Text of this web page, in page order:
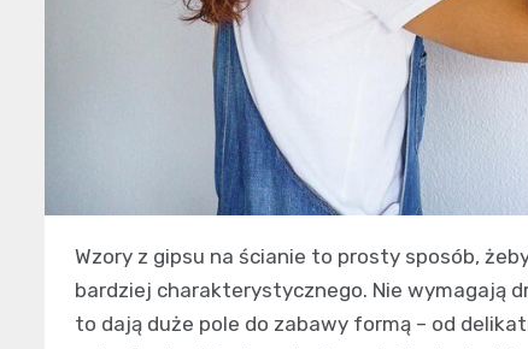
Wzory z gipsu na ścianie to prosty sposób,
bardziej charakterystycznego. Nie wymagają
to dają duże pole do zabawy formą – od